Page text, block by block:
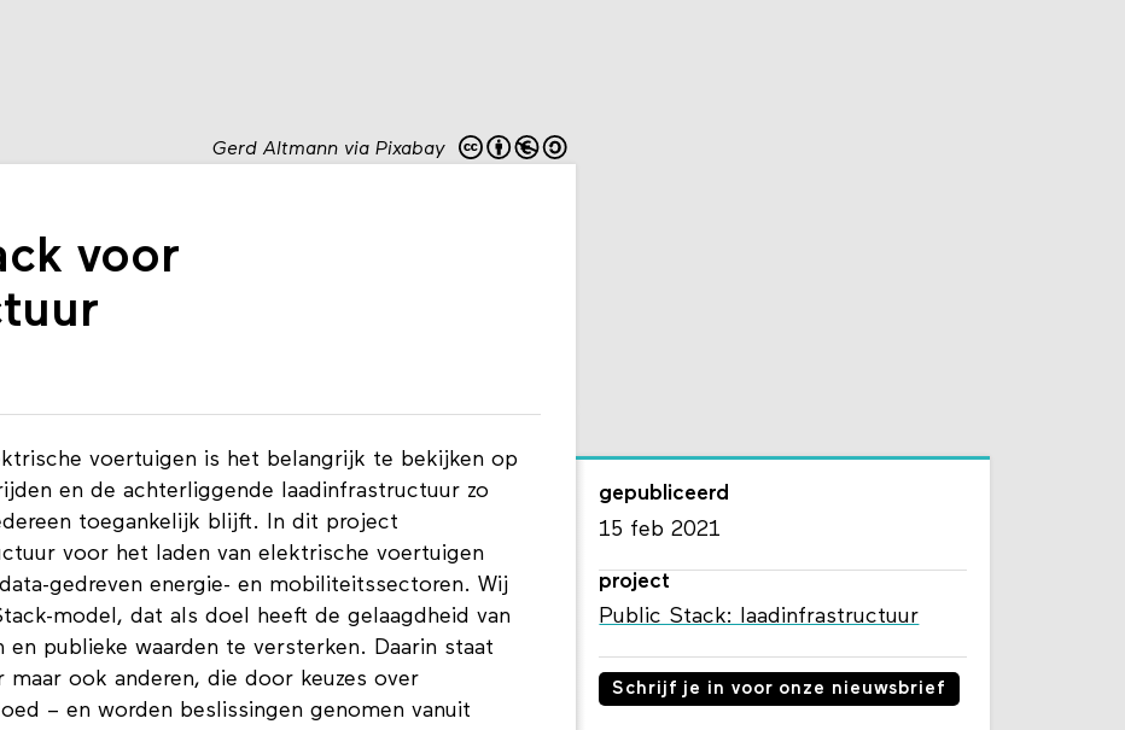
Gerd Altmann via Pixabay
voor
voertuigen is het belangrijk te bekijken op
en de achterliggende laadinfrastructuur zo
toegankelijk blijft. In dit project
voor het laden van elektrische voertuigen
gedreven energie- en mobiliteitssectoren. Wij
model, dat als doel heeft de gelaagdheid van
publieke waarden te versterken. Daarin staat
ook anderen, die door keuzes over
– en worden beslissingen genomen vanuit
gepubliceerd
15 feb 2021
project
Public Stack: laadinfrastructuur
Schrijf je in voor onze nieuwsbrief